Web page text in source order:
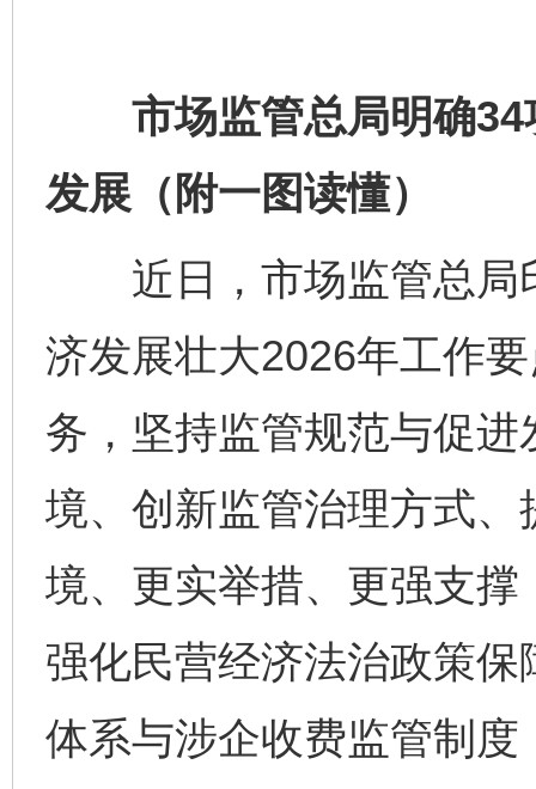
市场监管总局明确34
发展（附一图读懂）
近日，市场监管总局
济发展壮大2026年工作
务，坚持监管规范与促
境、创新监管治理方式
境、更实举措、更强支
强化民营经济法治政策
体系与涉企收费监管制